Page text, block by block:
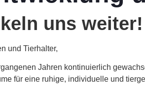
uns weiter!
und Tierhalter,
Jahren kontinuierlich
für eine ruhige, individuelle und